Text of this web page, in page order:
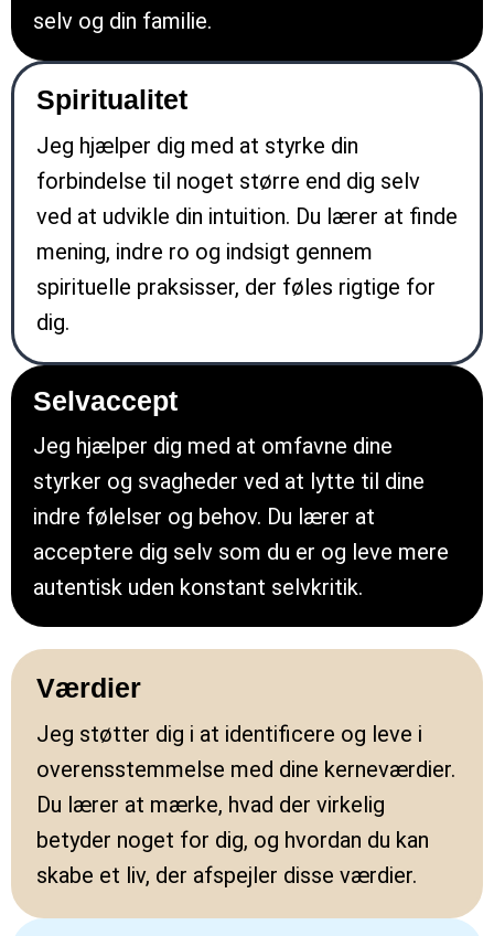
selv og din familie.
Spiritualitet
Jeg hjælper dig med at styrke din
forbindelse til noget større end dig selv
ved at udvikle din intuition. Du lærer at finde
mening, indre ro og indsigt gennem
spirituelle praksisser, der føles rigtige for
dig.
Selvaccept
Jeg hjælper dig med at omfavne dine
styrker og svagheder ved at lytte til dine
indre følelser og behov. Du lærer at
acceptere dig selv som du er og leve mere
autentisk uden konstant selvkritik.
Værdier
Jeg støtter dig i at identificere og leve i
overensstemmelse med dine kerneværdier.
Du lærer at mærke, hvad der virkelig
betyder noget for dig, og hvordan du kan
skabe et liv, der afspejler disse værdier.